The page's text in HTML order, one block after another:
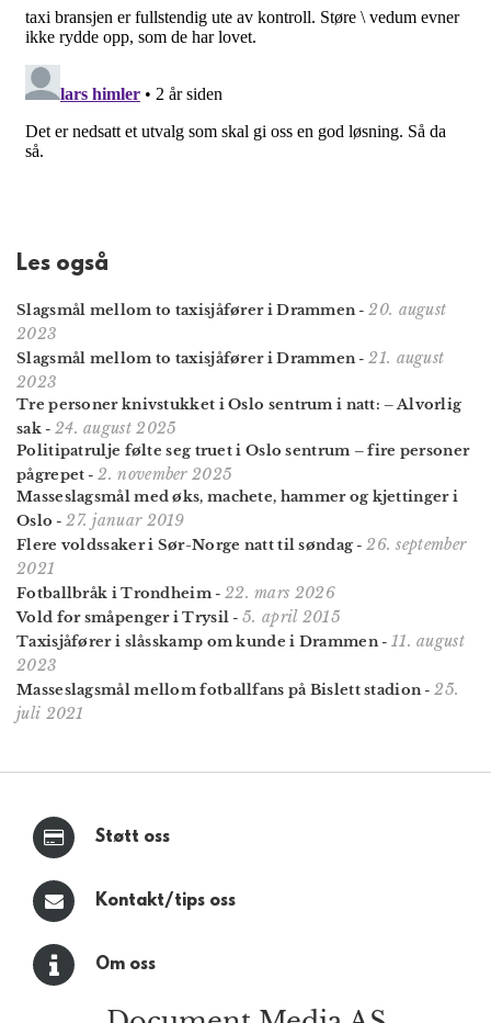
Les også
Slagsmål mellom to taxisjåfører i Drammen-20. august
2023
Slagsmål mellom to taxisjåfører i Drammen-21. august
2023
Tre personer knivstukket i Oslo sentrum i natt: – Alvorlig
sak- 24. august 2025
Politipatrulje følte seg truet i Oslo sentrum – fire personer
pågrepet -2. november 2025
Masseslagsmål med øks, machete, hammer og kjettinger i
Oslo -27. januar 2019
Flere voldssaker i Sør-Norge natt til søndag -26. september
2021
Fotballbråk i Trondheim- 22. mars 2026
Vold for småpenger i Trysil -5. april 2015
Taxisjåfører i slåsskamp om kunde i Drammen- 11. august
2023
Masseslagsmål mellom fotballfans på Bislett stadion-25.
juli 2021
Støtt oss
Kontakt/tips oss
Om oss